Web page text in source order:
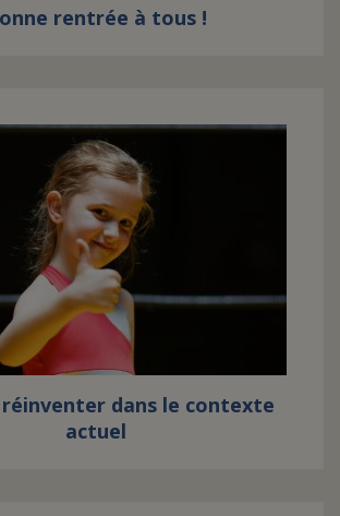
rentrée à tous !
réinventer dans le contexte
actuel